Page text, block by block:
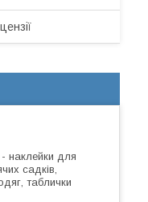
наклейки для
садків,
таблички